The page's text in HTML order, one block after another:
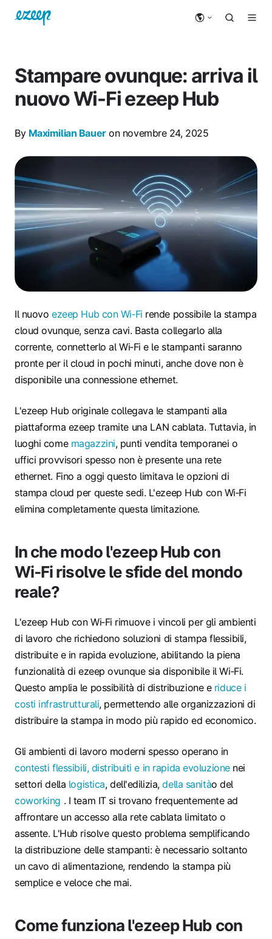
Stampare ovunque: arriva il
nuovo Wi-Fi ezeep Hub
By Maximilian Baueron novembre 24, 2025
Il nuovoezeep Hub con Wi‑Fi rende possibile la stampa
cloud ovunque, senza cavi. Basta collegarlo alla
corrente, connetterlo al Wi‑Fi e le stampanti saranno
pronte per il cloud in pochi minuti, anche dove non è
disponibile una connessione ethernet.
L'ezeep Hub originale collegava le stampanti alla
piattaforma ezeep tramite una LAN cablata. Tuttavia, in
luoghi come magazzini, punti vendita temporanei o
uffici provvisori spesso non è presente una rete
ethernet. Fino a oggi questo limitava le opzioni di
stampa cloud per queste sedi. L'ezeep Hub con Wi‑Fi
elimina completamente questa limitazione.
In che modo l'ezeep Hub con
Wi‑Fi risolve le sfide del mondo
reale?
L'ezeep Hub con Wi‑Fi rimuove i vincoli per gli ambienti
di lavoro che richiedono soluzioni di stampa flessibili,
distribuite e in rapida evoluzione, abilitando la piena
funzionalità di ezeep ovunque sia disponibile il Wi‑Fi.
Questo amplia le possibilità di distribuzione e riduce i
costi infrastrutturali, permettendo alle organizzazioni di
distribuire la stampa in modo più rapido ed economico.
Gli ambienti di lavoro moderni spesso operano in
contesti flessibili, distribuiti e in rapida evoluzionenei
settori della logistica, dell'edilizia,della sanitào del
coworking . I team IT si trovano frequentemente ad
affrontare un accesso alla rete cablata limitato o
assente. L'Hub risolve questo problema semplificando
la distribuzione delle stampanti: è necessario soltanto
un cavo di alimentazione, rendendo la stampa più
semplice e veloce che mai.
Come funziona l'ezeep Hub con